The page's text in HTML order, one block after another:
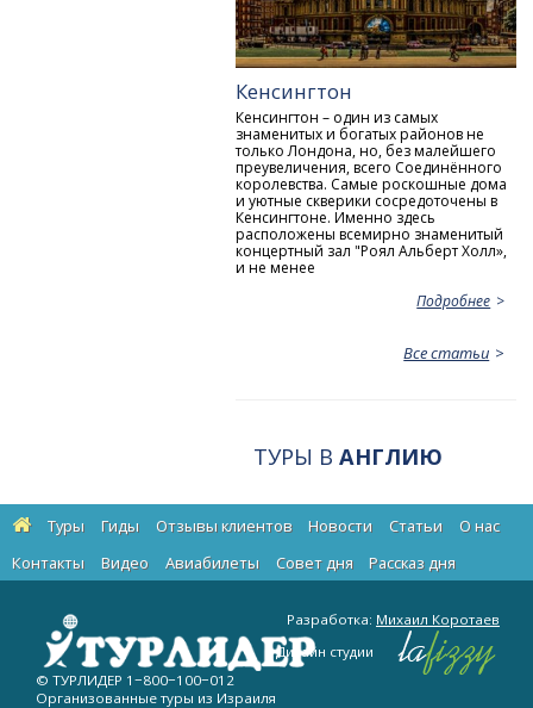
Кенсингтон
Кенсингтон – один из самых
знаменитых и богатых районов не
только Лондона, но, без малейшего
преувеличения, всего Соединённого
королевства. Самые роскошные дома
и уютные скверики сосредоточены в
Кенсингтоне. Именно здесь
расположены всемирно знаменитый
концертный зал "Роял Альберт Холл»,
и не менее
Подробнее
Все статьи
ТУРЫ ВАНГЛИЮ
Туры Гиды Отзывы клиентов Новости Статьи
О нас
Контакты
Видео Авиабилеты Cовет дня Рассказ дня
© ТУРЛИДЕР 1−800−100−012
Организованные туры из Израиля
Разработка: Михаил Коротаев
Дизайн студии